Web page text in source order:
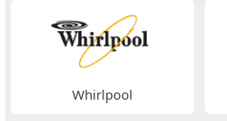
Whirlpool